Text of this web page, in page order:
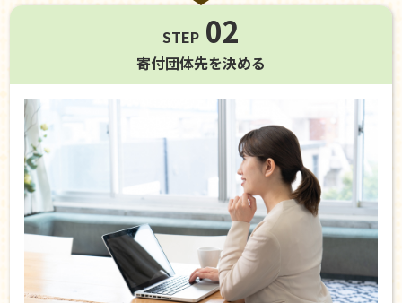
STEP 02
寄付団体先を決める